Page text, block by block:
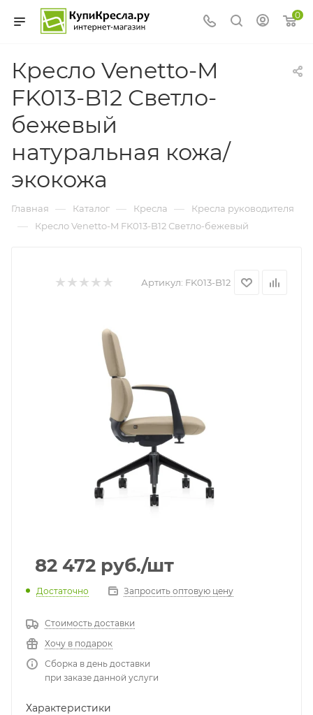
0
Кресло Venetto-M
FK013-B12 Светло-
бежевый
натуральная кожа/
экокожа
Главная — Каталог — Кресла — Кресла руководителя
— Кресло Venetto-M FK013-B12 Светло-бежевый
Артикул: FK013-B12
82 472 руб./шт
Достаточно Запросить оптовую цену
Стоимость доставки
Хочу в подарок
Сборка в день доставки
при заказе данной услуги
Характеристики